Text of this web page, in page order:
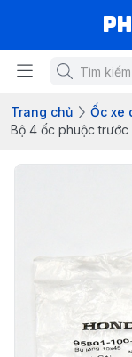
Trang chủ Ốc xe
Bộ 4 ốc phuộc trước